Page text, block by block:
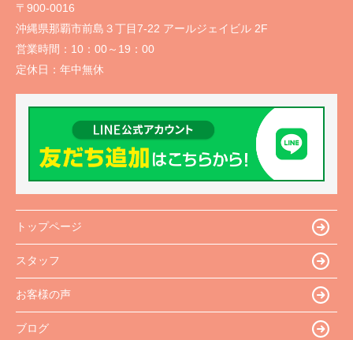
〒900-0016
沖縄県那覇市前島３丁目7-22 アールジェイビル 2F
営業時間： 10：00～19：00
定休日： 年中無休
トップページ
スタッフ
お客様の声
ブログ